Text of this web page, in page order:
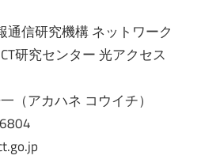
通信研究機構 ネットワーク
研究センター 光アクセス
（アカハネ コウイチ）